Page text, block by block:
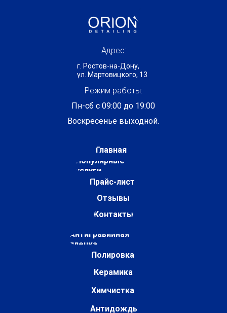
Адрес:
Режим работы:
Пн-сб с 09:00 до 19:00
Воскресенье выходной.
г. Ростов-на-Дону,
ул. Мартовицкого, 13
Главная
Популярные
услуги
Прайс-лист
Отзывы
Контакты
Антигравийная
пленка
Керамика
Химчистка
Антидождь
Полировка